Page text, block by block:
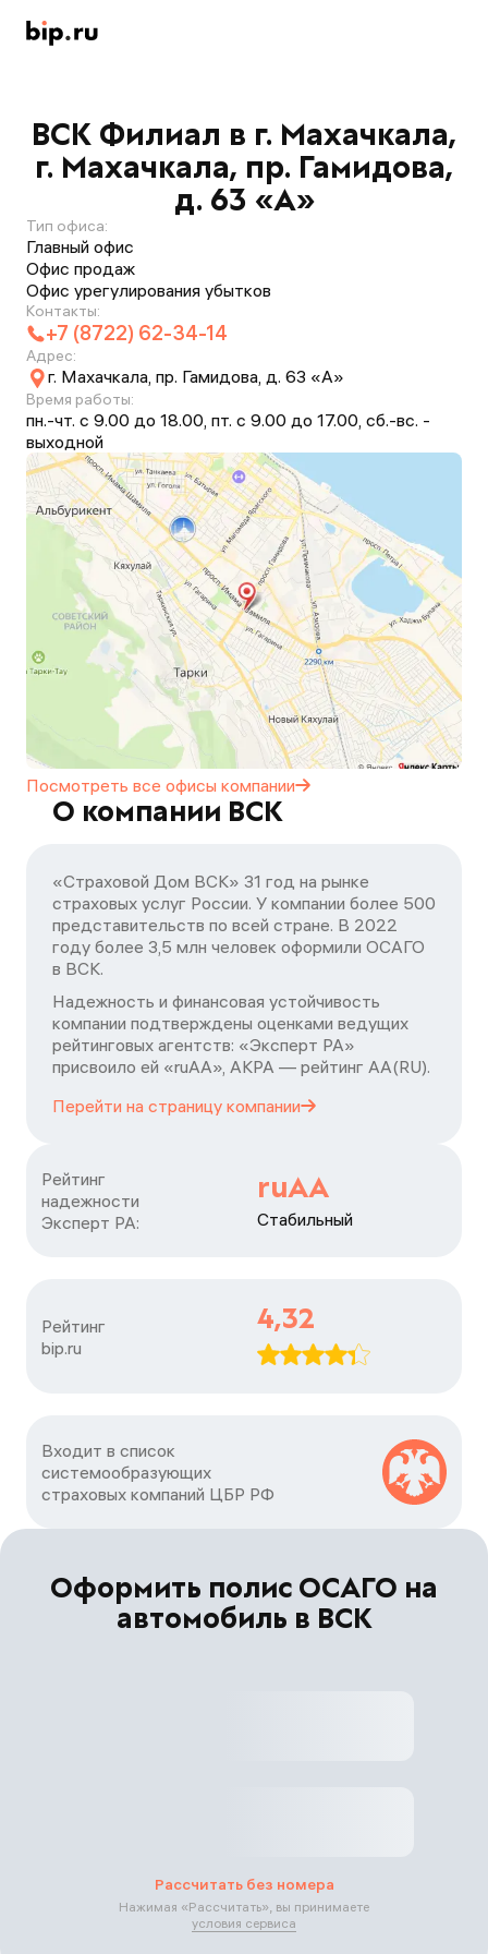
ВСК Филиал в г. Махачкала,
г. Махачкала, пр. Гамидова,
д. 63 «А»
Тип офиса:
Главный офис
Офис продаж
Офис урегулирования убытков
Контакты:
+7 (8722) 62-34-14
Адрес:
г. Махачкала, пр. Гамидова, д. 63 «А»
Время работы:
пн.-чт. с 9.00 до 18.00, пт. с 9.00 до 17.00, сб.-вс. -
выходной
Посмотреть все офисы компании
О компании ВСК
«Страховой Дом ВСК» 31 год на рынке
страховых услуг России. У компании более 500
представительств по всей стране. В 2022
году более 3,5 млн человек оформили ОСАГО
в ВСК.
Надежность и финансовая устойчивость
компании подтверждены оценками ведущих
рейтинговых агентств: «Эксперт РА»
присвоило ей «ruAA», АКРА — рейтинг АА(RU).
Перейти на страницу компании
Рейтинг
надежности
Эксперт РА:
ruAA
Стабильный
Рейтинг
bip.ru
4,32
Входит в список
системообразующих
страховых компаний ЦБP РФ
Оформить полис ОСАГО на
автомобиль в ВСК
Рассчитать без номера
Нажимая «Рассчитать», вы принимаете
условия сервиса